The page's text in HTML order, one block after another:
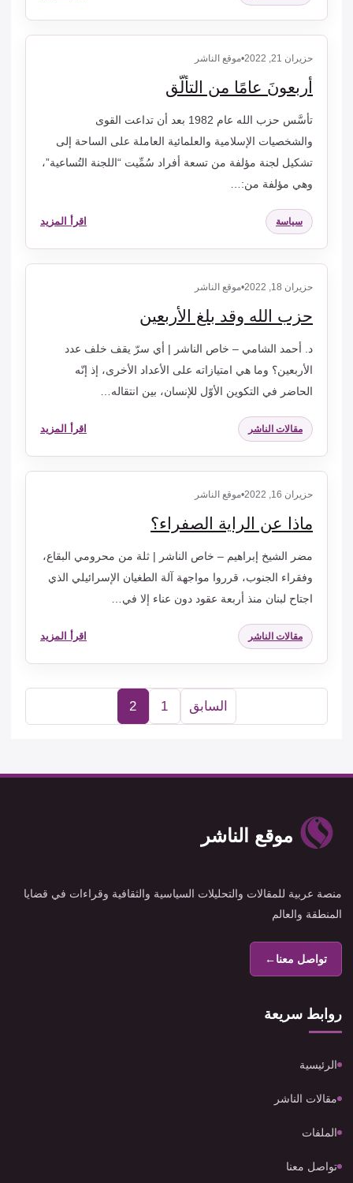
حزيران 21, 2022 •موقع الناشر
أربعونَ عامًا من التألّق
تأسَّس حزب الله عام 1982 بعد أن تداعت القوى
والشخصيات الإسلامية والعلمائية العاملة على الساحة إلى
تشكيل لجنة مؤلفة من تسعة أفراد سُمِّيت “اللجنة التُساعية”،
وهي مؤلفة من:…
سياسة اقرأ المزيد
حزيران 18, 2022 •موقع الناشر
حزب الله وقد بلغ الأربعين
د. أحمد الشامي – خاص الناشر | أي سرّ يقف خلف عدد
الأربعين؟ وما هي امتيازاته على الأعداد الأخرى، إذ إنّه
الحاضر في التكوين الأوّل للإنسان، بين انتقاله…
مقالات الناشر اقرأ المزيد
حزيران 16, 2022 •موقع الناشر
ماذا عن الراية الصفراء؟
مضر الشيخ إبراهيم – خاص الناشر | ثلة من محرومي البقاع،
وفقراء الجنوب، قرروا مواجهة آلة الطغيان الإسرائيلي الذي
اجتاح لبنان منذ أربعة عقود دون عناء إلا في…
مقالات الناشر اقرأ المزيد
السابق 1
2
موقع الناشر
منصة عربية للمقالات والتحليلات السياسية والثقافية وقراءات في قضايا
المنطقة والعالم
تواصل معنا←
روابط سريعة
الرئيسية
مقالات الناشر
الملفات
تواصل معنا